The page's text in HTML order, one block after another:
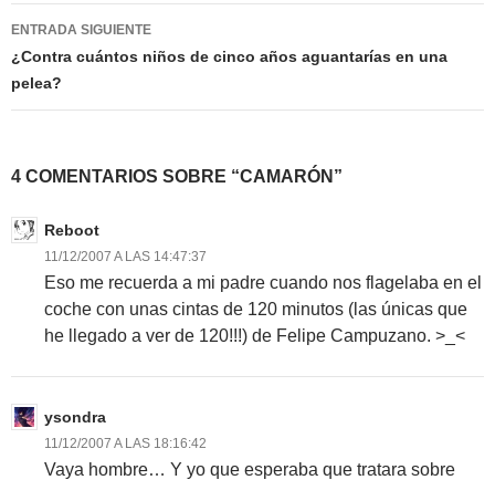
entradas
ENTRADA SIGUIENTE
¿Contra cuántos niños de cinco años aguantarías en una
pelea?
4 COMENTARIOS SOBRE “CAMARÓN”
Reboot
11/12/2007 A LAS 14:47:37
Eso me recuerda a mi padre cuando nos flagelaba en el
coche con unas cintas de 120 minutos (las únicas que
he llegado a ver de 120!!!) de Felipe Campuzano. >_<
ysondra
11/12/2007 A LAS 18:16:42
Vaya hombre… Y yo que esperaba que tratara sobre